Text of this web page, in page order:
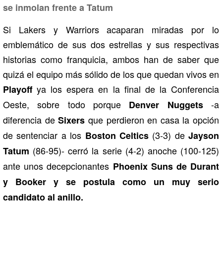
se inmolan frente a Tatum
Si Lakers y Warriors acaparan miradas por lo
emblemático de sus dos estrellas y sus respectivas
historias como franquicia, ambos han de saber que
quizá el equipo más sólido de los que quedan vivos en
Playoffya los espera en la final de la Conferencia
Oeste, sobre todo porque Denver Nuggets-a
diferencia deSixers que perdieron en casa la opción
de sentenciar a los Boston Celtics(3-3) de Jayson
Tatum (86-95)- cerró la serie (4-2) anoche (100-125)
ante unos decepcionantes Phoenix Suns de Durant
y Booker y se postula como un muy serio
candidato al anillo.